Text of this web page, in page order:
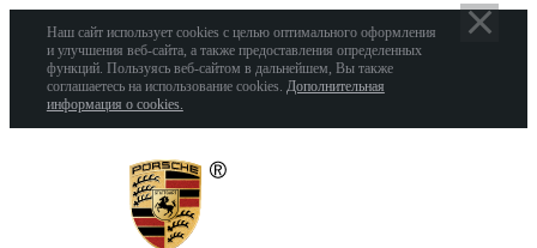
Наш сайт использует cookies с целью оптимального оформления
и улучшения веб-сайта, а также предоставления определенных
функций. Пользуясь веб-сайтом в дальнейшем, Вы также
соглашаетесь на использование cookies. Дополнительная
информация о cookies.